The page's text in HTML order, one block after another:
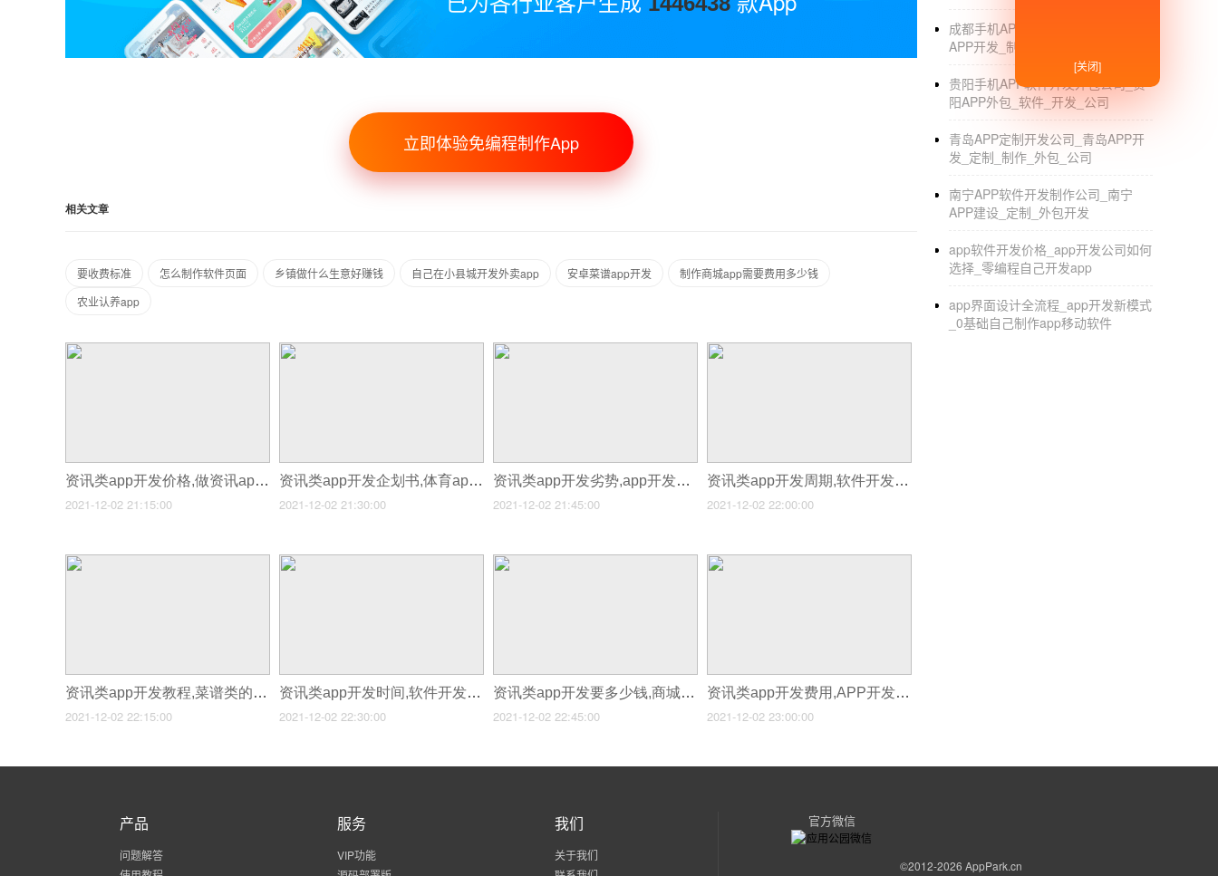
立即体验免编程制作App
相关文章
要收费标准 怎么制作软件页面 乡镇做什么生意好赚钱 自己在小县城开发外卖app 安卓菜谱app开发
制作商城app需要费用多少钱
农业认养app
资讯类app开发价格,做资讯app开发费用
2021-12-02 21:15:00
资讯类app开发企划书,体育app开发技术人员
2021-12-02 21:30:00
资讯类app开发劣势,app开发价格参考
2021-12-02 21:45:00
资讯类app开发周期,软件开发资讯app
2021-12-02 22:00:00
资讯类app开发教程,菜谱类的app如何开发
2021-12-02 22:15:00
资讯类app开发时间,软件开发资讯app
2021-12-02 22:30:00
资讯类app开发要多少钱,商城类app开发需要多少钱
2021-12-02 22:45:00
资讯类app开发费用,APP开发费用清单
2021-12-02 23:00:00
成都手机APP软件开发公司_成都
APP开发_制作_公司
贵阳手机APP软件开发外包公司_贵
阳APP外包_软件_开发_公司
青岛APP定制开发公司_青岛APP开
发_定制_制作_外包_公司
南宁APP软件开发制作公司_南宁
APP建设_定制_外包开发
app软件开发价格_app开发公司如何
选择_零编程自己开发app
app界面设计全流程_app开发新模式
_0基础自己制作app移动软件
产品
问题解答
服务
VIP功能
我们
关于我们
官方微信
©2012-2026 AppPark.cn
[关闭]